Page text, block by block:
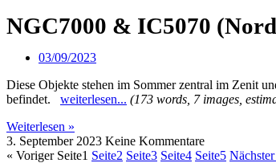
NGC7000 & IC5070
03/09/2023
Diese Objekte stehen im Sommer zentral im Zenit
befindet.
weiterlesen... (173 words, 7 images,
Weiterlesen »
3. September 2023 Keine Kommentare
« Voriger Seite1 Seite2 Seite3 Seite4 Seite5